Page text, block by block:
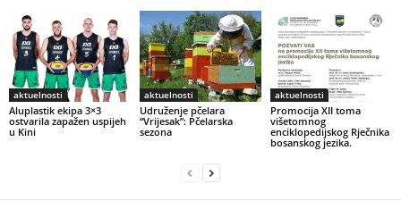
aktuelnosti
Aluplastik ekipa 3×3
ostvarila zapažen uspijeh
u Kini
aktuelnosti
Udruženje pčelara
“Vrijesak”: Pčelarska
sezona
aktuelnosti
Promocija XII toma
višetomnog
enciklopedijskog Rječnika
bosanskog jezika.